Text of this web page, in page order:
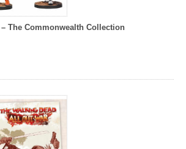
The Commonwealth Collection